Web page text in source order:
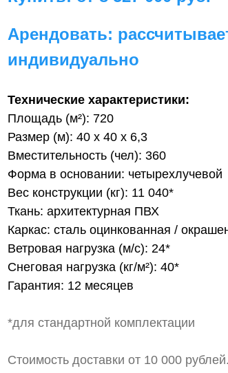
Арендовать:
индивидуально
Технические характеристики:
Площадь (м²): 720
Размер (м): 40 х 40 х 6,3
Вместительность (чел): 360
Форма в основании: четырехлучевой
Вес конструкции (кг): 11 040*
Ткань: архитектурная ПВХ
Каркас: сталь оцинкованная /
Ветровая нагрузка (м/с): 24*
Снеговая нагрузка (кг/м²): 40*
Гарантия: 12 месяцев
*для стандартной комплектации
Стоимость доставки от 10 000 рублей.